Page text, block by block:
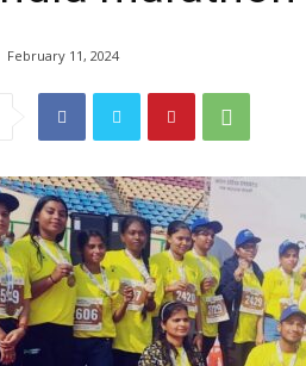
February 11, 2024